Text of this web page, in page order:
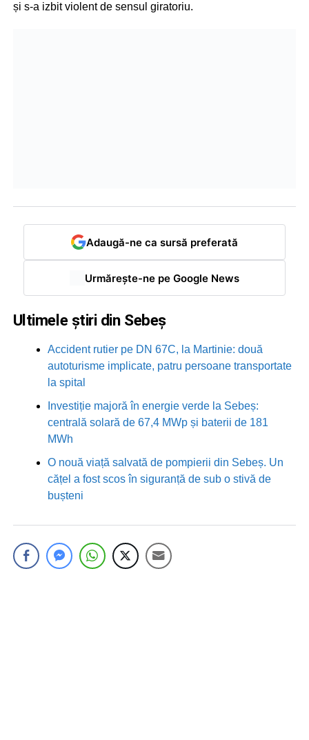
și s-a izbit violent de sensul giratoriu.
Adaugă-ne ca sursă preferată
Urmărește-ne pe Google News
Ultimele știri din Sebeș
Accident rutier pe DN 67C, la Martinie: două
autoturisme implicate, patru persoane transportate
la spital
Investiție majoră în energie verde la Sebeș:
centrală solară de 67,4 MWp și baterii de 181
MWh
O nouă viață salvată de pompierii din Sebeș. Un
cățel a fost scos în siguranță de sub o stivă de
bușteni